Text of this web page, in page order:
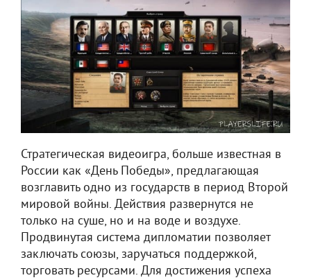
Стратегическая видеоигра, больше известная в
России как «День Победы», предлагающая
возглавить одно из государств в период Второй
мировой войны. Действия развернутся не
только на суше, но и на воде и воздухе.
Продвинутая система дипломатии позволяет
заключать союзы, заручаться поддержкой,
торговать ресурсами. Для достижения успеха